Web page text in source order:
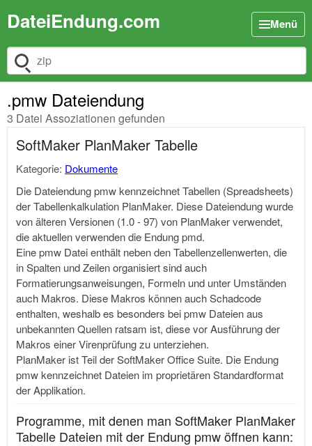
DateiEndung.com Menü
Dateiendung suchen
.pmw Dateiendung
3 Datei Assoziationen gefunden
SoftMaker PlanMaker Tabelle
Kategorie: Dokumente
Die Dateiendung pmw kennzeichnet Tabellen (Spreadsheets)
der Tabellenkalkulation PlanMaker. Diese Dateiendung wurde
von älteren Versionen (1.0 - 97) von PlanMaker verwendet,
die aktuellen verwenden die Endung pmd.
Eine pmw Datei enthält neben den Tabellenzellenwerten, die
in Spalten und Zeilen organisiert sind auch
Formatierungsanweisungen, Formeln und unter Umständen
auch Makros. Diese Makros können auch Schadcode
enthalten, weshalb es besonders bei pmw Dateien aus
unbekannten Quellen ratsam ist, diese vor Ausführung der
Makros einer Virenprüfung zu unterziehen.
PlanMaker ist Teil der SoftMaker Office Suite. Die Endung
pmw kennzeichnet Dateien im proprietären Standardformat
der Applikation.
Programme, mit denen man SoftMaker PlanMaker
Tabelle Dateien mit der Endung pmw öffnen kann: